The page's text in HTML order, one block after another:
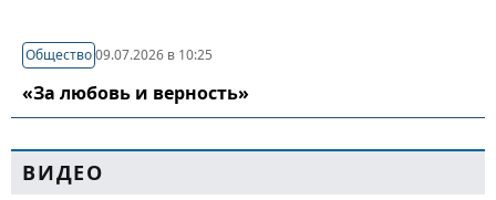
Общество09.07.2026 в 10:25
«За любовь и верность»
ВИДЕО